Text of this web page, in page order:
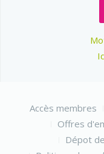
Accès membres
Offres
Dépot